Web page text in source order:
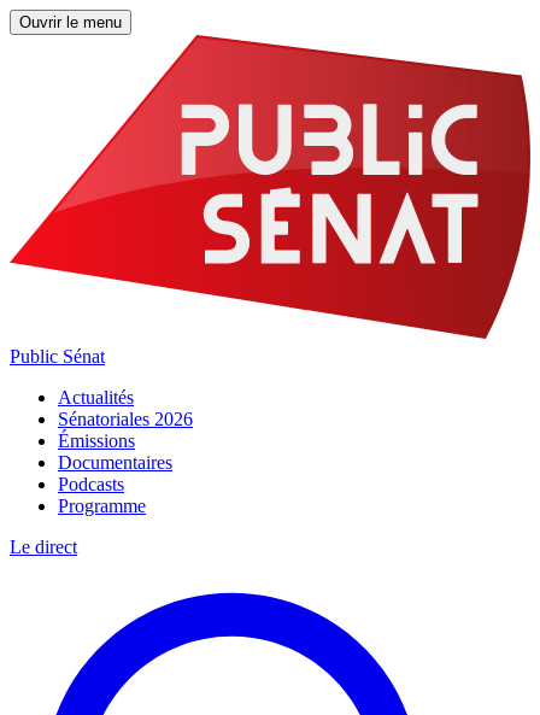
Ouvrir le menu
Public Sénat
Actualités
Sénatoriales 2026
Émissions
Documentaires
Podcasts
Programme
Le direct